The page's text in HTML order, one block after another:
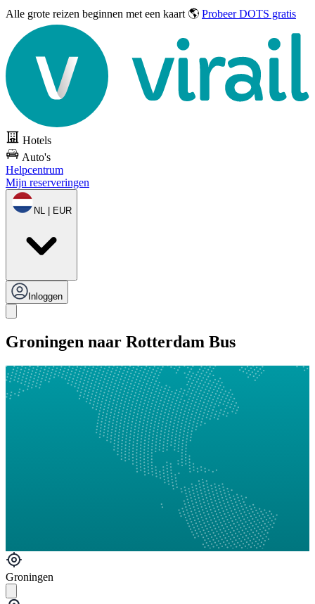
Alle grote reizen beginnen met een kaart 🌎 Probeer DOTS gratis
Hotels
Auto's
Helpcentrum
Mijn reserveringen
NL | EUR
Inloggen
Groningen naar Rotterdam Bus
Groningen